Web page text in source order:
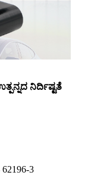
ನಿರ್ದಿಷ್ಟತೆ
3